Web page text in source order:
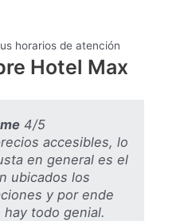
horarios de atención
Hotel Max
4/5
accesibles, lo
en general es el
ubicados los
y por ende
todo genial.